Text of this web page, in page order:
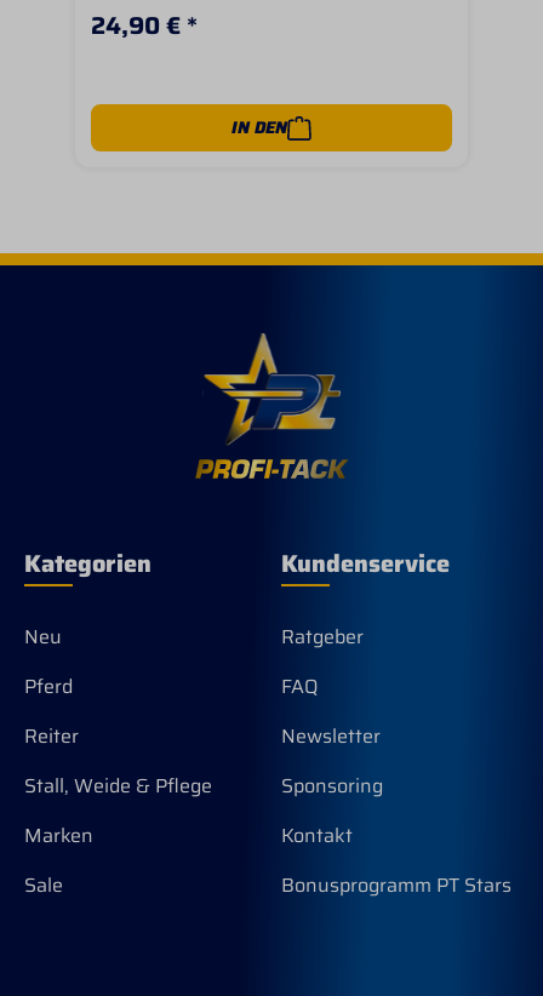
cm.
24,90 € *
IN DEN
Kategorien
Neu
Pferd
Reiter
Stall, Weide & Pflege
Marken
Sale
Kundenservice
Ratgeber
FAQ
Newsletter
Sponsoring
Kontakt
Bonusprogramm PT Stars